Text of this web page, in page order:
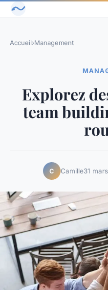
Accueil›Management
Explorez
team
C Camille31